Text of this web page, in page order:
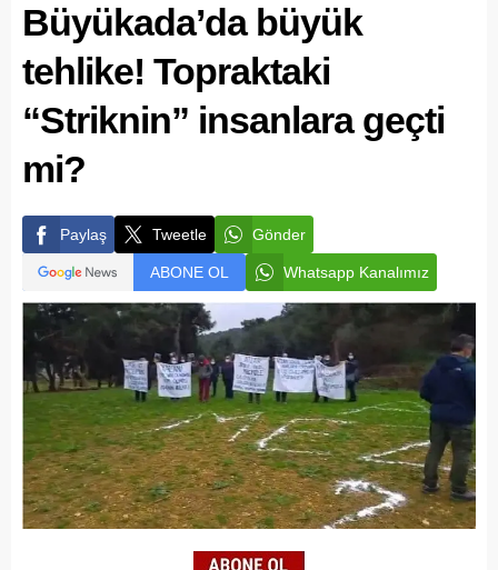
Büyükada’da büyük
tehlike! Topraktaki
“Striknin” insanlara geçti
mi?
Paylaş Tweetle Gönder
ABONE OL Whatsapp Kanalımız